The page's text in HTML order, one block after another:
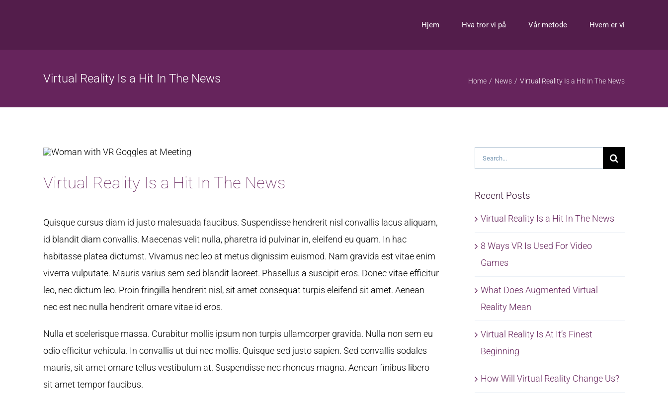
Hjem Hva tror vi på Vår metode Hvem er vi
Virtual Reality Is a Hit In The News Home News Virtual Reality Is a Hit In The News
Virtual Reality Is a Hit In The News
Quisque cursus diam id justo malesuada faucibus. Suspendisse hendrerit nisl convallis lacus aliquam,
id blandit diam convallis. Maecenas velit nulla, pharetra id pulvinar in, eleifend eu quam. In hac
habitasse platea dictumst. Vivamus nec leo at metus dignissim euismod. Nam gravida est vitae enim
viverra vulputate. Mauris varius sem sed blandit laoreet. Phasellus a suscipit eros. Donec vitae efficitur
leo, nec dictum leo. Proin fringilla hendrerit nisl, sit amet consequat turpis eleifend sit amet. Aenean
nec est nec nulla hendrerit ornare vitae id eros.
Nulla et scelerisque massa. Curabitur mollis ipsum non turpis ullamcorper gravida. Nulla non sem eu
odio efficitur vehicula. In convallis ut dui nec mollis. Quisque sed justo sapien. Sed convallis sodales
mauris, sit amet ornare tellus vestibulum at. Suspendisse nec rhoncus magna. Aenean finibus libero
sit amet tempor faucibus.
Search
for:
Recent Posts
Virtual Reality Is a Hit In The News
8 Ways VR Is Used For Video
Games
What Does Augmented Virtual
Reality Mean
Virtual Reality Is At It’s Finest
Beginning
How Will Virtual Reality Change Us?